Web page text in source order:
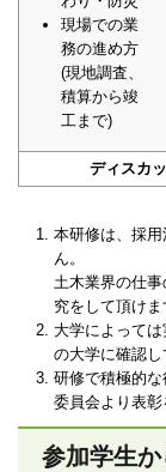
現場での業
務の進め方
(現地調査、
積算から竣
工まで)
ディスカ
本研修は、採
ん。
土木業界の仕
究をして頂けま
大学によって
の大学に確認し
研修で積極的
委員会より表彰
参加学生